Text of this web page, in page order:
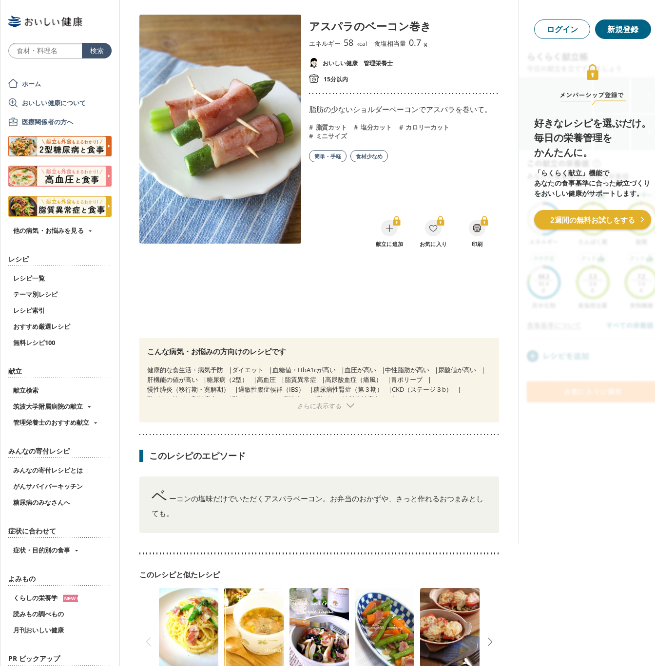
ホーム
おいしい健康について
医療関係者の方へ
他の病気・お悩みを見る
レシピ
レシピ一覧
テーマ別レシピ
レシピ索引
おすすめ厳選レシピ
無料レシピ100
献立
献立検索
筑波大学附属病院の献立
管理栄養士のおすすめ献立
みんなの寄付レシピ
みんなの寄付レシピとは
がんサバイバーキッチン
糖尿病のみなさんへ
症状に合わせて
症状・目的別の食事
よみもの
くらしの栄養学
読みもの調べもの
月刊おいしい健康
PR ピックアップ
アスパラのベーコン巻き
エネルギー 58 kcal 食塩相当量 0.7 g
おいしい健康 管理栄養士
15分以内
脂肪の少ないショルダーベーコンでアスパラを巻いて。
脂質カット 塩分カット
カロリーカット
ミニサイズ
簡単・手軽 食材少なめ
献立に追加 お気に入り 印刷
こんな病気・お悩みの方向けのレシピです
健康的な食生活・病気予防 ダイエット 血糖値・HbA1cが高い 血圧が高い 中性脂肪が高い
尿酸値が高い
肝機能の値が高い
糖尿病（2型） 高血圧 脂質異常症 高尿酸血症（痛風）
胃ポリープ
慢性膵炎（移行期・寛解期）
過敏性腸症候群（IBS） 糖尿病性腎症（第３期）
CKD（ステージ３b）
乳がん（抗がん剤治療中）
乳がん（ホルモン療法中）
乳がん（放射線治療中）
飲み込みにくい 消化不良
産後（ミルク）
骨折 骨粗しょう症 関節リウマチ フレイル（年齢に合わせた体作り）
低栄養予防
さらに表示する
このレシピのエピソード
ベ ーコンの塩味だけでいただくアスパラベーコン。お弁当のおかずや、さっと作れるおつまみとし
ても。
このレシピと似たレシピ
ログイン 新規登録
好きなレシピを選ぶだけ。
毎日の栄養管理を
かんたんに。
「らくらく献立」機能で
あなたの食事基準に合った献立づくり
をおいしい健康がサポートします。
2週間の無料お試しをする